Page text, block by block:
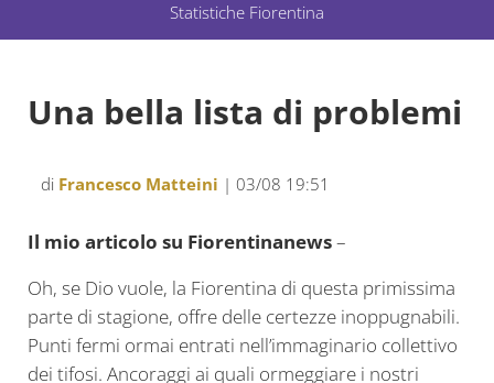
Statistiche Fiorentina
Una bella lista di problemi
di Francesco Matteini | 03/08 19:51
Il mio articolo su Fiorentinanews–
Oh, se Dio vuole, la Fiorentina di questa primissima
parte di stagione, offre delle certezze inoppugnabili.
Punti fermi ormai entrati nell’immaginario collettivo
dei tifosi. Ancoraggi ai quali ormeggiare i nostri